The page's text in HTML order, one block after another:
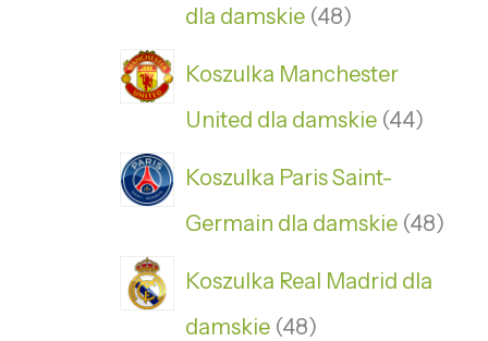
dla damskie 48
Koszulka Manchester
United dla damskie 44
Koszulka Paris Saint-
Germain dla damskie 48
Koszulka Real Madrid dla
damskie 48